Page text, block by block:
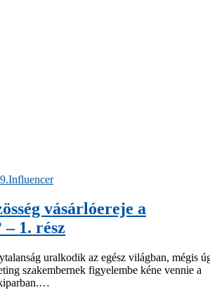
Influencer
vásárlóereje a
– 1. rész
uralkodik az egész világban, mégis
szakembernek figyelembe kéne vennie a